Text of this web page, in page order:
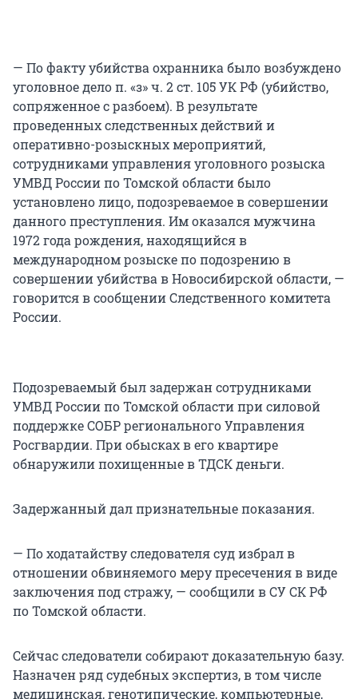
— По факту убийства охранника было возбуждено
уголовное дело п. «з» ч. 2 ст. 105 УК РФ (убийство,
сопряженное с разбоем). В результате
проведенных следственных действий и
оперативно-розыскных мероприятий,
сотрудниками управления уголовного розыска
УМВД России по Томской области было
установлено лицо, подозреваемое в совершении
данного преступления. Им оказался мужчина
1972 года рождения, находящийся в
международном розыске по подозрению в
совершении убийства в Новосибирской области, —
говорится в сообщении Следственного комитета
России.
Подозреваемый был задержан сотрудниками
УМВД России по Томской области при силовой
поддержке СОБР регионального Управления
Росгвардии. При обысках в его квартире
обнаружили похищенные в ТДСК деньги.
Задержанный дал признательные показания.
— По ходатайству следователя суд избрал в
отношении обвиняемого меру пресечения в виде
заключения под стражу, — сообщили в СУ СК РФ
по Томской области.
Сейчас следователи собирают доказательную базу.
Назначен ряд судебных экспертиз, в том числе
медицинская, генотипические, компьютерные,